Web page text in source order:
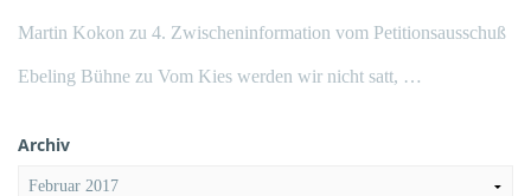
Martin Kokon zu 4. Zwischeninformation vom Petitionsausschuß
Ebeling Bühne zu Vom Kies werden wir nicht satt, …
Archiv
Archiv